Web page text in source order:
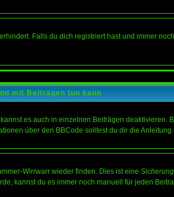
Falls du dich registriert hast und immer
mit Beiträgen tun kann
es auch in einzelnen Beiträgen
über den BBCode solltest du dir die
Wirrwarr wieder finden. Dies ist eine Sicherung
kannst du es immer noch manuell für jeden